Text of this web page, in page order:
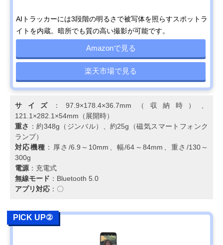
AIトラッカーには3段階の明るさで被写体を照らすスポットラ
イトを内蔵。暗所でも質の高い撮影が可能です。
Amazonで見る
楽天市場で見る
サイズ
：97.9×178.4×36.7mm（収納時）、
121.1×282.1×54mm（展開時）
重さ ：約348g（ジンバル）、約25g（磁気スマートフォンク
ランプ）
対応機種 ：厚さ/6.9～10mm、幅/64～84mm、重さ/130～
300g
電源 ：充電式
無線モード ：Bluetooth 5.0
アプリ対応 ：〇
PICK UP②